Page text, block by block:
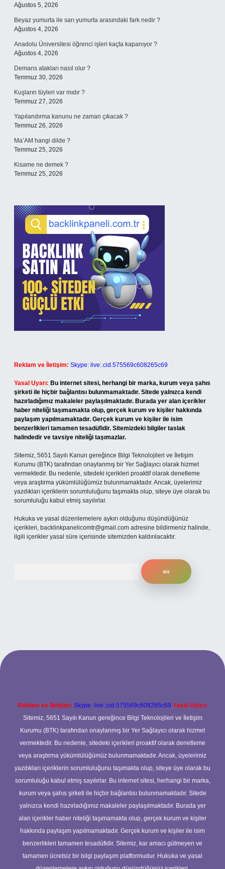
Ağustos 5, 2026
Beyaz yumurta ile sarı yumurta arasındaki fark nedir ?
Ağustos 4, 2026
Anadolu Üniversitesi öğrenci işleri kaçta kapanıyor ?
Ağustos 4, 2026
Demans atakları nasıl olur ?
Temmuz 30, 2026
Kuşların tüyleri var mıdır ?
Temmuz 27, 2026
Yapılandırma kanunu ne zaman çıkacak ?
Temmuz 26, 2026
Ma’AM hangi dilde ?
Temmuz 25, 2026
Kisame ne demek ?
Temmuz 25, 2026
Reklam ve İletişim: Skype: live:.cid.575569c608265c69
Yasal Uyarı: Bu internet sitesi, herhangi bir marka, kurum veya şahıs
şirketi ile hiçbir bağlantısı bulunmamaktadır. Sitede yalnızca kendi
hazırladığımız makaleler paylaşılmaktadır. Burada yer alan içerikler
haber niteliği taşımamakta olup, gerçek kurum ve kişiler hakkında
paylaşım yapılmamaktadır. Gerçek kurum ve kişiler ile isim
benzerlikleri tamamen tesadüfidir. Sitemizdeki bilgiler taslak
halindedir ve tavsiye niteliği taşımazlar.
Sitemiz, 5651 Sayılı Kanun gereğince Bilgi Teknolojileri ve İletişim
Kurumu (BTK) tarafından onaylanmış bir Yer Sağlayıcı olarak hizmet
vermektedir. Bu nedenle, sitedeki içerikleri proaktif olarak denetleme
veya araştırma yükümlülüğümüz bulunmamaktadır. Ancak, üyelerimiz
yazdıkları içeriklerin sorumluluğunu taşımakta olup, siteye üye olarak bu
sorumluluğu kabul etmiş sayılırlar.
Hukuka ve yasal düzenlemelere aykırı olduğunu düşündüğünüz
içerikleri, backlinkpanelicomtr@gmail.com adresine bildirmeniz halinde,
ilgili içerikler yasal süre içerisinde sitemizden kaldırılacaktır.
Reklam ve İletişim: Skype: live:.cid.575569c608265c69 Yasal Uyarı:
Sitemiz, 5651 Sayılı Kanun gereğince Bilgi Teknolojileri ve İletişim
Kurumu (BTK) tarafından onaylanmış bir Yer Sağlayıcı olarak hizmet
vermektedir. Bu nedenle, sitedeki içerikleri proaktif olarak denetleme
veya araştırma yükümlülüğümüz bulunmamaktadır. Ancak, üyelerimiz
yazdıkları içeriklerin sorumluluğunu taşımakta olup, siteye üye olarak bu
sorumluluğu kabul etmiş sayılırlar. Bu internet sitesi, herhangi bir marka,
kurum veya şahıs şirketi ile hiçbir bağlantısı bulunmamaktadır. Sitede
yalnızca kendi hazırladığımız makaleler paylaşılmaktadır. Burada yer
alan içerikler haber niteliği taşımamakta olup, gerçek kurum ve kişiler
hakkında paylaşım yapılmamaktadır. Gerçek kurum ve kişiler ile isim
benzerlikleri tamamen tesadüfidir. Sitemiz, kar amacı gütmeyen ve
tamamen ücretsiz bir bilgi paylaşım platformudur. Hukuka ve yasal